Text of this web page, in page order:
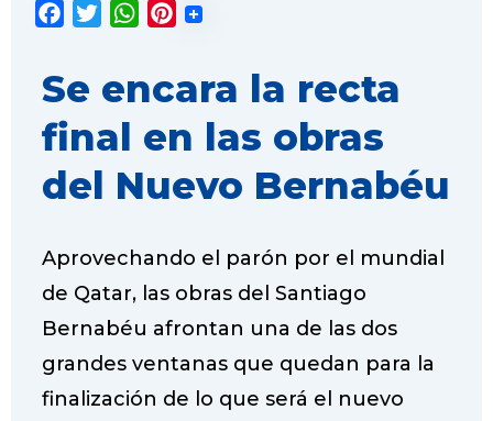
e
b
o
o
t
t
e
W
t
s
A
p
P
t
e
r
e
Se encara la recta
final en las obras
del Nuevo Bernabéu
Aprovechando el parón por el mundial
de Qatar, las obras del Santiago
Bernabéu afrontan una de las dos
grandes ventanas que quedan para la
finalización de lo que será el nuevo